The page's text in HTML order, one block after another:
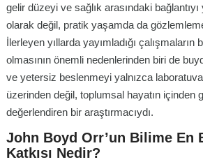
gelir düzeyi ve sağlık arasındaki
olarak değil, pratik yaşamda da
İlerleyen yıllarda yayımladığı çalışmaların
olmasının önemli nedenlerinden biri de
ve yetersiz beslenmeyi yalnızca
üzerinden değil, toplumsal hayatın içinden
değerlendiren bir araştırmacıydı.
John Boyd Orr’un Bilime En
Katkısı Nedir?